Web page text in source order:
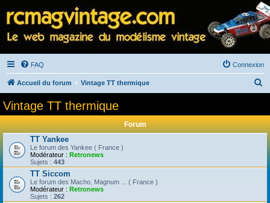
FAQ Connexion
Accueil du forum Vintage TT thermique
c
Vintage TT thermique
Forum
TT Yankee
Le forum des Yankee ( France )
Modérateur : Retronews
Sujets : 443
TT Siccom
Le forum des Macho, Magnum ... ( France )
Modérateur : Retronews
Sujets : 262